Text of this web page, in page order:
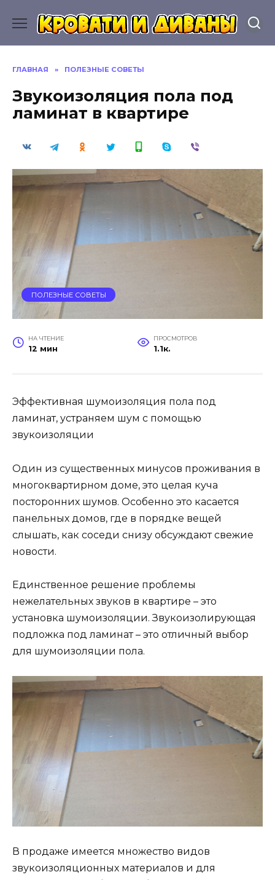
содержанию
ГЛАВНАЯ » ПОЛЕЗНЫЕ СОВЕТЫ
Звукоизоляция пола под
ламинат в квартире
ПОЛЕЗНЫЕ СОВЕТЫ
НА ЧТЕНИЕ
12 мин
ПРОСМОТРОВ
1.1к.
Эффективная шумоизоляция пола под
ламинат, устраняем шум с помощью
звукоизоляции
Один из существенных минусов проживания в
многоквартирном доме, это целая куча
посторонних шумов. Особенно это касается
панельных домов, где в порядке вещей
слышать, как соседи снизу обсуждают свежие
новости.
Единственное решение проблемы
нежелательных звуков в квартире – это
установка шумоизоляции. Звукоизолирующая
подложка под ламинат – это отличный выбор
для шумоизоляции пола.
В продаже имеется множество видов
звукоизоляционных материалов и для